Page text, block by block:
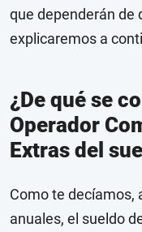
que dependerán de
explicaremos a
¿De qué se
Operador
Extras del
Como te decíamos,
anuales, el sueldo